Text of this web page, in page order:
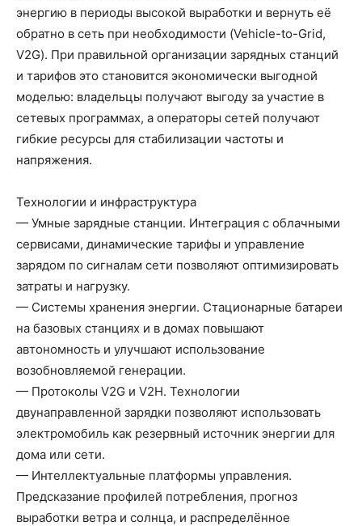
энергию в периоды высокой выработки и вернуть её
обратно в сеть при необходимости (Vehicle-to-Grid,
V2G). При правильной организации зарядных станций
и тарифов это становится экономически выгодной
моделью: владельцы получают выгоду за участие в
сетевых программах, а операторы сетей получают
гибкие ресурсы для стабилизации частоты и
напряжения.
Технологии и инфраструктура
— Умные зарядные станции. Интеграция с облачными
сервисами, динамические тарифы и управление
зарядом по сигналам сети позволяют оптимизировать
затраты и нагрузку.
— Системы хранения энергии. Стационарные батареи
на базовых станциях и в домах повышают
автономность и улучшают использование
возобновляемой генерации.
— Протоколы V2G и V2H. Технологии
двунаправленной зарядки позволяют использовать
электромобиль как резервный источник энергии для
дома или сети.
— Интеллектуальные платформы управления.
Предсказание профилей потребления, прогноз
выработки ветра и солнца, и распределённое